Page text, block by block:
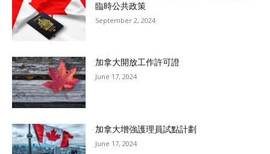
臨時公共政策
September 2, 2024
加拿大開放工作許可證
June 17, 2024
加拿大增強護理員試點計劃
June 17, 2024